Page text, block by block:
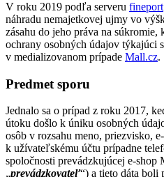
V roku 2019 podľa serveru fineport
náhradu nemajetkovej ujmy vo
zásahu do jeho práva na súkromie,
ochrany osobných údajov týkajúci
v medializovanom prípade Mall.cz.
Predmet sporu
Jednalo sa o prípad z roku 2017,
útoku došlo k úniku osobných
osôb v rozsahu meno, priezvisko,
k užívateľskému účtu prípadne
spoločnosti prevádzkujúcej e-shop
„prevádzkovateľ“) a tieto dáta boli